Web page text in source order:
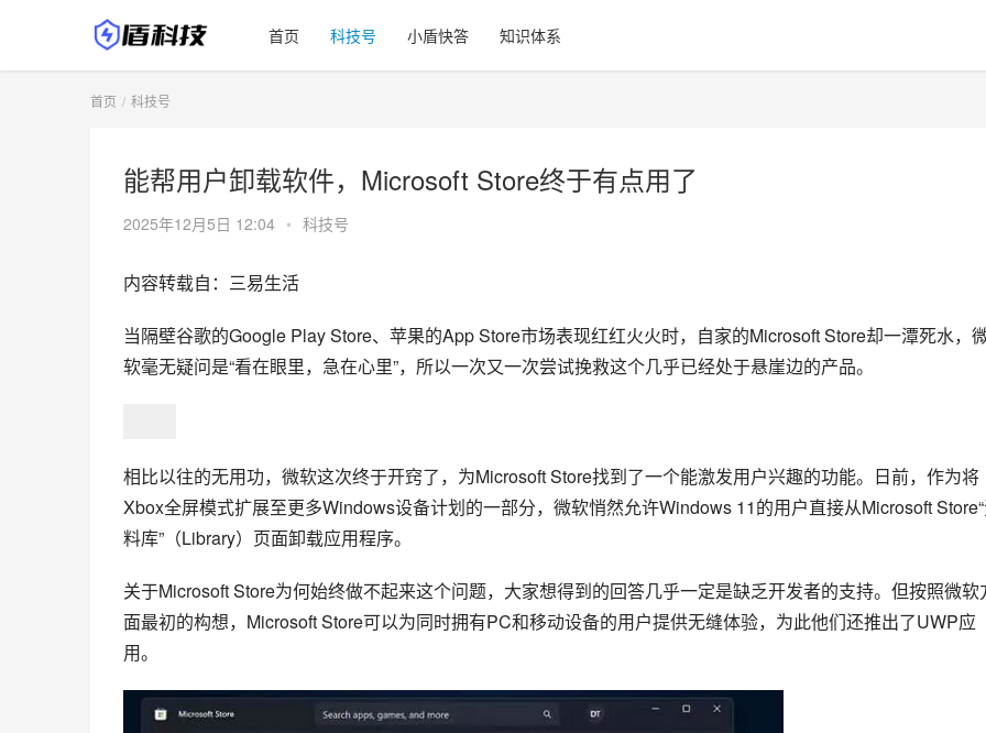
首页 科技号 小盾快答 知识体系
首页 科技号
能帮用户卸载软件，Microsoft Store终于有点用了
2025年12月5日 12:04 • 科技号
内容转载自：三易生活
当隔壁谷歌的Google Play Store、苹果的App Store市场表现红红火火时，自家的Microsoft Store却一潭死水，
软毫无疑问是“看在眼里，急在心里”，所以一次又一次尝试挽救这个几乎已经处于悬崖边的产品。
相比以往的无用功，微软这次终于开窍了，为Microsoft Store找到了一个能激发用户兴趣的功能。日前，作为将
Xbox全屏模式扩展至更多Windows设备计划的一部分，微软悄然允许Windows 11的用户直接从Microsoft
料库”（Library）页面卸载应用程序。
关于Microsoft Store为何始终做不起来这个问题，大家想得到的回答几乎一定是缺乏开发者的支持。但按照微软
面最初的构想，Microsoft Store可以为同时拥有PC和移动设备的用户提供无缝体验，为此他们还推出了UWP应
用。